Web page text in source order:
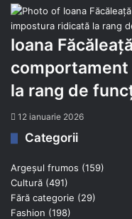
Ioana
la rang de
12 ianuarie 2026
Categorii
Argeșul frumos (159)
Cultură (491)
Fără categorie (29)
Fashion (198)